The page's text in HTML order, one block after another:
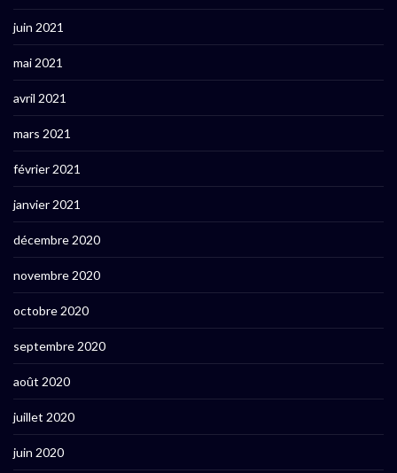
juin 2021
mai 2021
avril 2021
mars 2021
février 2021
janvier 2021
décembre 2020
novembre 2020
octobre 2020
septembre 2020
août 2020
juillet 2020
juin 2020